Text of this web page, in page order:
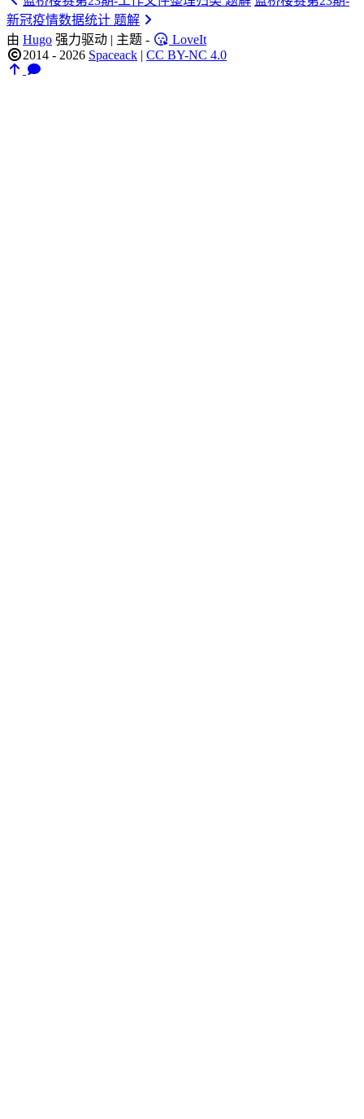
新冠疫情数据统计 题解
由 Hugo 强力驱动 | 主题 -
LoveIt
2014 - 2026 Spaceack | CC BY-NC 4.0